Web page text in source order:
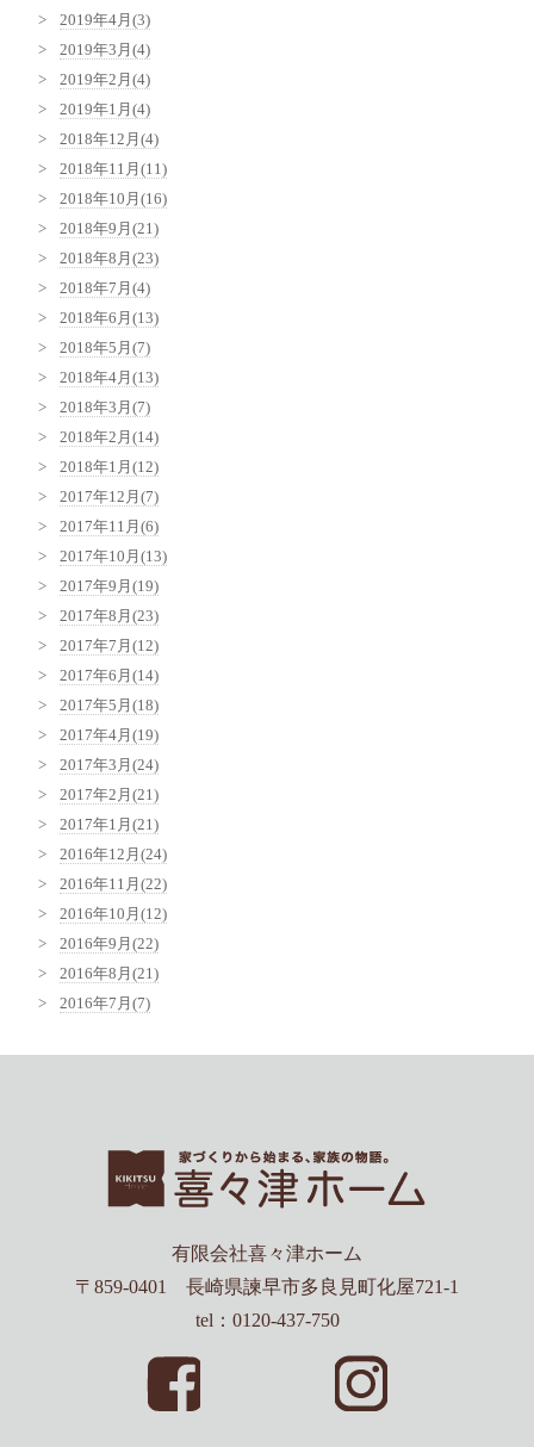
2019年4月(3)
2019年3月(4)
2019年2月(4)
2019年1月(4)
2018年12月(4)
2018年11月(11)
2018年10月(16)
2018年9月(21)
2018年8月(23)
2018年7月(4)
2018年6月(13)
2018年5月(7)
2018年4月(13)
2018年3月(7)
2018年2月(14)
2018年1月(12)
2017年12月(7)
2017年11月(6)
2017年10月(13)
2017年9月(19)
2017年8月(23)
2017年7月(12)
2017年6月(14)
2017年5月(18)
2017年4月(19)
2017年3月(24)
2017年2月(21)
2017年1月(21)
2016年12月(24)
2016年11月(22)
2016年10月(12)
2016年9月(22)
2016年8月(21)
2016年7月(7)
有限会社喜々津ホーム
〒859-0401 長崎県諫早市多良見町化屋721-1
tel：0120-437-750